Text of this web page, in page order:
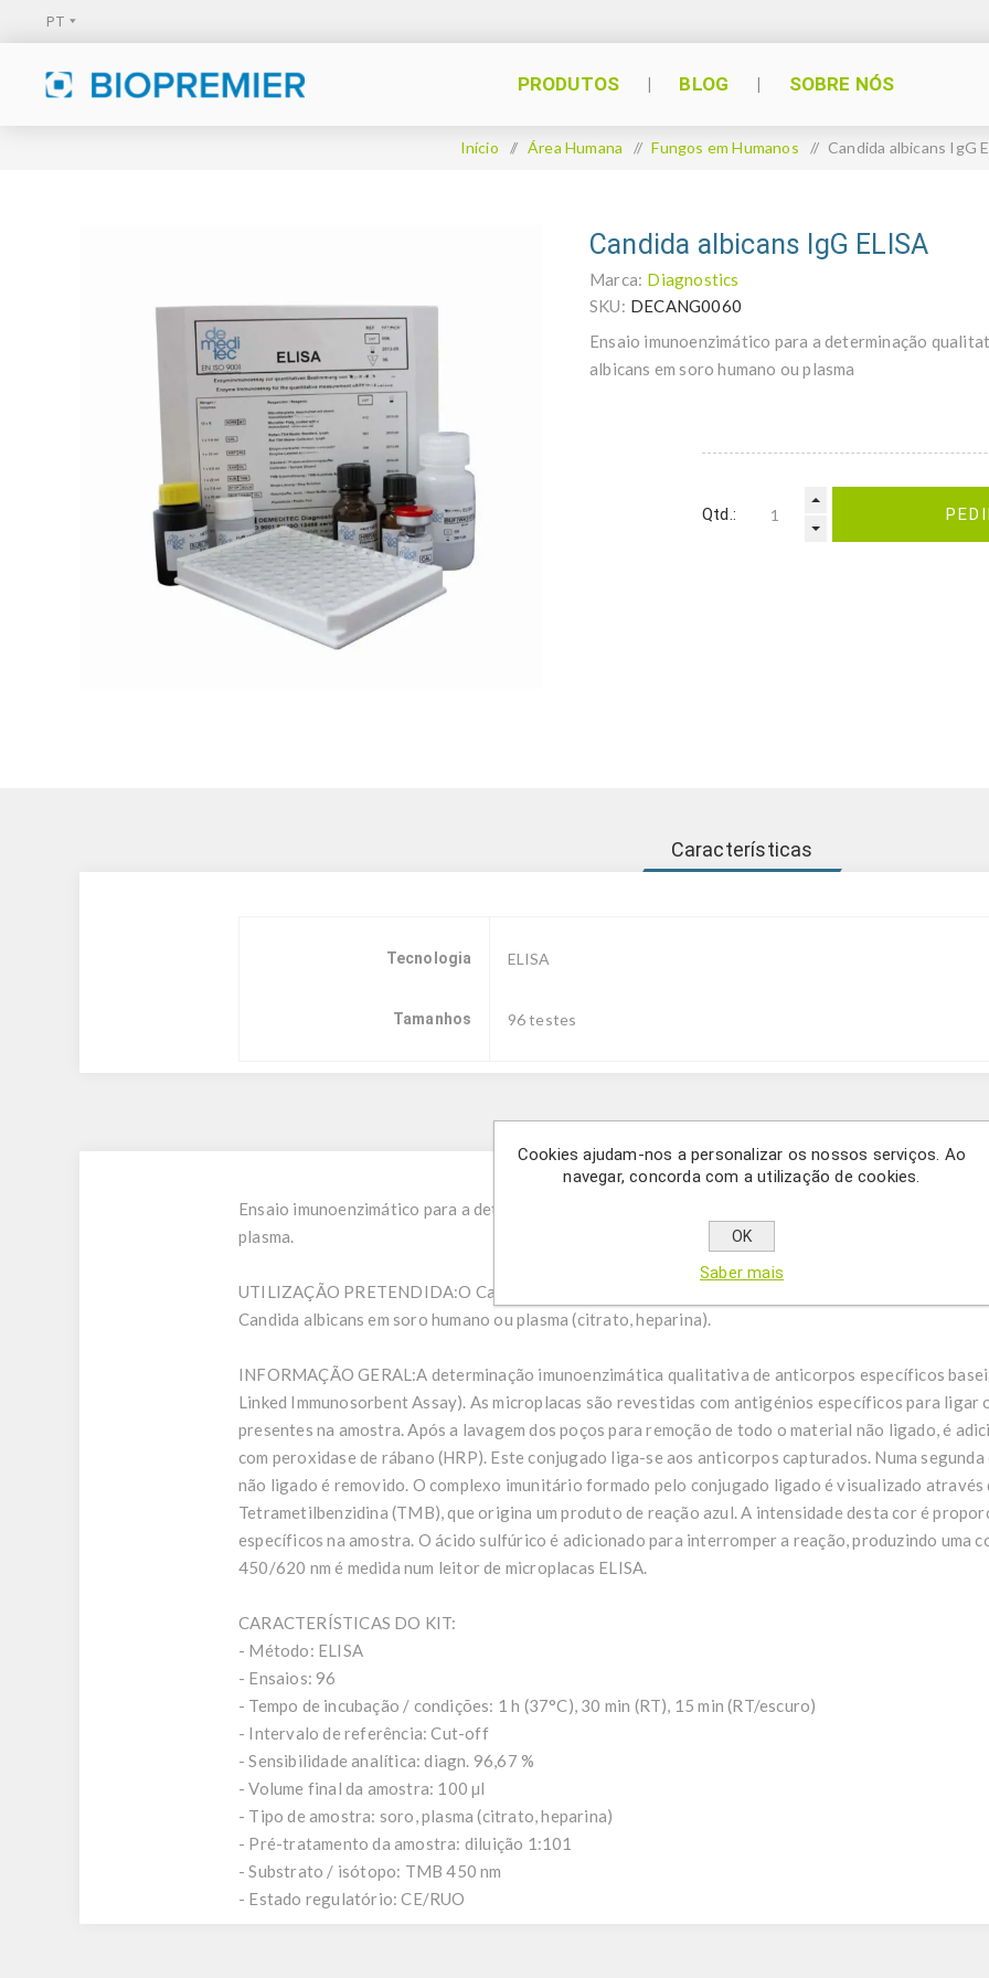
PRODUTOS BLOG SOBRE NÓS
Início / Área Humana / Fungos em Humanos / Candida albicans IgG
Candida albicans IgG ELISA
Marca: Diagnostics
SKU: DECANG0060
Ensaio imunoenzimático para a determinação
albicans em soro humano ou plasma
Qtd.:
Características
Tecnologia ELISA
Tamanhos 96 testes
Description
Ensaio imunoenzimático para a determinação qualitativa de anticorpos da classe IgG contra
plasma.
UTILIZAÇÃO PRETENDIDA:O Candida albicans IgG ELISA destina-se à determinação qualitativa
Candida albicans em soro humano ou plasma (citrato, heparina).
INFORMAÇÃO GERAL:A determinação imunoenzimática qualitativa de anticorpos específicos
Linked Immunosorbent Assay). As microplacas são revestidas com antigénios específicos para
presentes na amostra. Após a lavagem dos poços para remoção de todo o material não ligado, é
com peroxidase de rábano (HRP). Este conjugado liga-se aos anticorpos capturados. Numa
não ligado é removido. O complexo imunitário formado pelo conjugado ligado é visualizado
Tetrametilbenzidina (TMB), que origina um produto de reação azul. A intensidade desta cor é
específicos na amostra. O ácido sulfúrico é adicionado para interromper a reação, produzindo uma
450/620 nm é medida num leitor de microplacas ELISA.
CARACTERÍSTICAS DO KIT:
- Método: ELISA
- Ensaios: 96
- Tempo de incubação / condições: 1 h (37°C), 30 min (RT), 15 min (RT/escuro)
- Intervalo de referência: Cut-off
- Sensibilidade analítica: diagn. 96,67 %
- Volume final da amostra: 100 µl
- Tipo de amostra: soro, plasma (citrato, heparina)
- Pré-tratamento da amostra: diluição 1:101
- Substrato / isótopo: TMB 450 nm
- Estado regulatório: CE/RUO
Cookies ajudam-nos a personalizar os nossos serviços. Ao
navegar, concorda com a utilização de cookies.
OK
Saber mais